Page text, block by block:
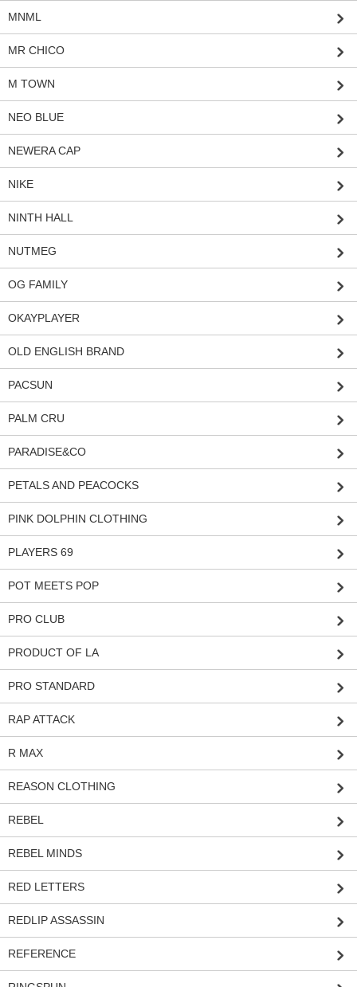
MNML
MR CHICO
M TOWN
NEO BLUE
NEWERA CAP
NIKE
NINTH HALL
NUTMEG
OG FAMILY
OKAYPLAYER
OLD ENGLISH BRAND
PACSUN
PALM CRU
PARADISE&CO
PETALS AND PEACOCKS
PINK DOLPHIN CLOTHING
PLAYERS 69
POT MEETS POP
PRO CLUB
PRODUCT OF LA
PRO STANDARD
RAP ATTACK
R MAX
REASON CLOTHING
REBEL
REBEL MINDS
RED LETTERS
REDLIP ASSASSIN
REFERENCE